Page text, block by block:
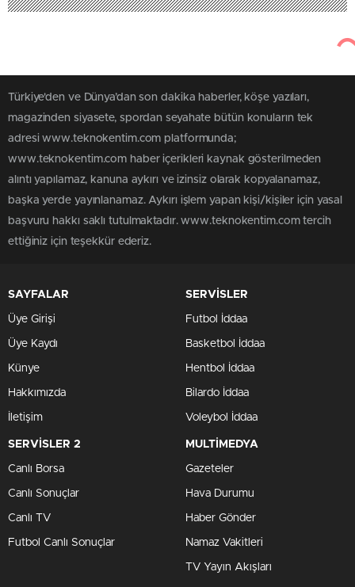
Türkiye'den ve Dünya’dan son dakika haberler, köşe yazıları,
magazinden siyasete, spordan seyahate bütün konuların tek
adresi www.teknokentim.com platformunda;
www.teknokentim.com haber içerikleri kaynak gösterilmeden
alıntı yapılamaz, kanuna aykırı ve izinsiz olarak kopyalanamaz,
başka yerde yayınlanamaz. Aykırı işlem yapan kişi/kişiler için yasal
başvuru hakkı saklı tutulmaktadır. www.teknokentim.com tercih
ettiğiniz için teşekkür ederiz.
SAYFALAR
Üye Girişi
Üye Kaydı
Künye
Hakkımızda
İletişim
SERVİSLER
Futbol İddaa
Basketbol İddaa
Hentbol İddaa
Bilardo İddaa
Voleybol İddaa
SERVİSLER 2
Canlı Borsa
Canlı Sonuçlar
Canlı TV
Futbol Canlı Sonuçlar
MULTİMEDYA
Gazeteler
Hava Durumu
Haber Gönder
Namaz Vakitleri
TV Yayın Akışları